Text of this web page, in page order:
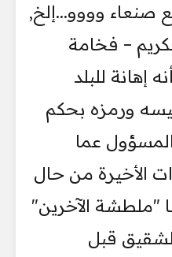
صنعاء وووو...إلخ,
– فخامة
إهانة للبلد
ورمزه بحكم
عما
الأخيرة من حال
"ملطشة الآخرين"
قبل